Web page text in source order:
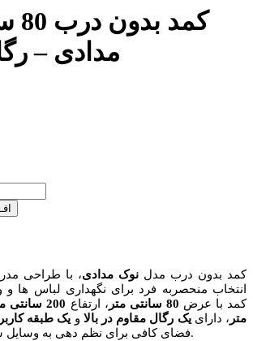
مدادی –
کمد بدون درب مدل نوک مدادی، با طراحی
انتخاب منحصربه‌ فرد برای نگهداری لباس‌ ها
کمد با عرض 80 سانتی‌ متر ، ارتفاع 200 سانتی‌ متر
متر ، داراییک رگال مقاوم در بالا و یک طبقه
فضای کافی برای نظم‌ دهی به وسایل شما را فراهم می‌ کند.